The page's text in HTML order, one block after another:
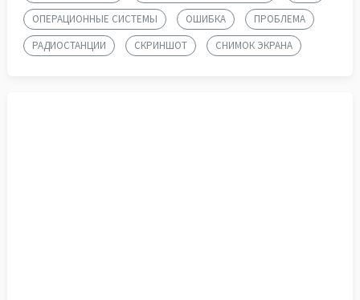
ОПЕРАЦИОННЫЕ СИСТЕМЫ
ОШИБКА
ПРОБЛЕМА
РАДИОСТАНЦИИ
СКРИНШОТ СНИМОК ЭКРАНА